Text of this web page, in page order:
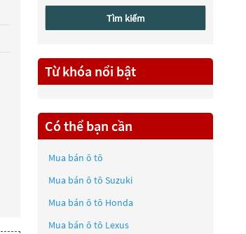
Tìm kiếm
Từ khóa nổi bật
Có thể bạn cần
Mua bán ô tô
Mua bán ô tô Suzuki
Mua bán ô tô Honda
Mua bán ô tô Lexus